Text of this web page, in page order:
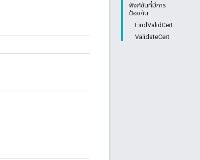
ฟังก์ชันที่มีการ
ป้องกัน
FindValidCert
ValidateCert